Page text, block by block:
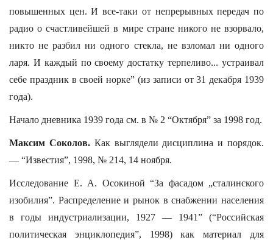
повышенных цен. И все-таки от непрерывных передач по
радио о счастливейшей в мире стране никого не взорвало,
никто не разбил ни одного стекла, не взломал ни одного
ларя. И каждый по своему достатку терпеливо... устраивал
себе праздник в своей норке” (из записи от 31 декабря 1939
года).
Начало дневника 1939 года см. в № 2 “Октября” за 1998 год.
Максим Соколов.Как выглядели дисциплина и порядок.
— “Известия”, 1998, № 214, 14 ноября.
Исследование Е. А. Осокиной “За фасадом „сталинского
изобилия”. Распределение и рынок в снабжении населения
в годы индустриализации, 1927 — 1941” (“Российская
политическая энциклопедия”, 1998) как материал для